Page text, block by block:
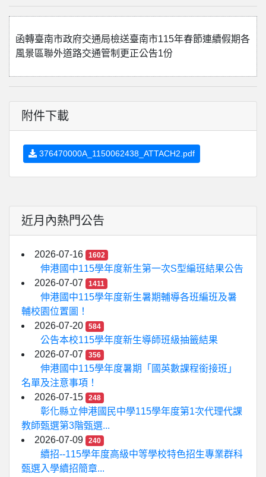
函轉臺南市政府交通局檢送臺南市115年春節連續假期各
風景區聯外道路交通管制更正公告1份
附件下載
376470000A_1150062438_ATTACH2.pdf
近月內熱門公告
2026-07-16 1602
伸港國中115學年度新生第一次S型編班結果公告
2026-07-07
1411
伸港國中115學年度新生暑期輔導各班編班及暑
輔校園位置圖！
2026-07-20
584
公告本校115學年度新生導師班級抽籤結果
2026-07-07
356
伸港國中115學年度暑期「國英數課程銜接班」
名單及注意事項！
2026-07-15
248
彰化縣立伸港國民中學115學年度第1次代理代課
教師甄選第3階甄選...
2026-07-09
240
續招--115學年度高級中等學校特色招生專業群科
甄選入學續招簡章...